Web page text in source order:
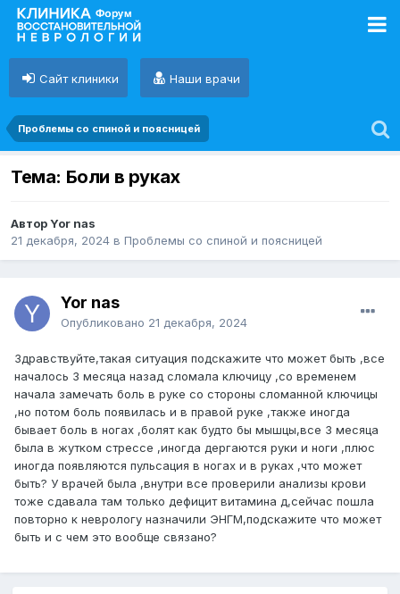
Сайт клиники Наши врачи
Проблемы со спиной и поясницей
Тема: Боли в руках
Автор Yor nas
21 декабря, 2024 в Проблемы со спиной и поясницей
Yor nas
Опубликовано 21 декабря, 2024
Здравствуйте,такая ситуация подскажите что может быть ,все
началось 3 месяца назад сломала ключицу ,со временем
начала замечать боль в руке со стороны сломанной ключицы
,но потом боль появилась и в правой руке ,также иногда
бывает боль в ногах ,болят как будто бы мышцы,все 3 месяца
была в жутком стрессе ,иногда дергаются руки и ноги ,плюс
иногда появляются пульсация в ногах и в руках ,что может
быть? У врачей была ,внутри все проверили анализы крови
тоже сдавала там только дефицит витамина д,сейчас пошла
повторно к неврологу назначили ЭНГМ,подскажите что может
быть и с чем это вообще связано?